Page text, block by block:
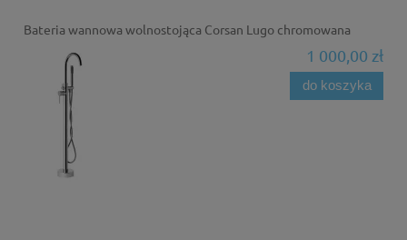
Bateria wannowa wolnostojąca Corsan Lugo chromowana
1 000,00 zł
do koszyka